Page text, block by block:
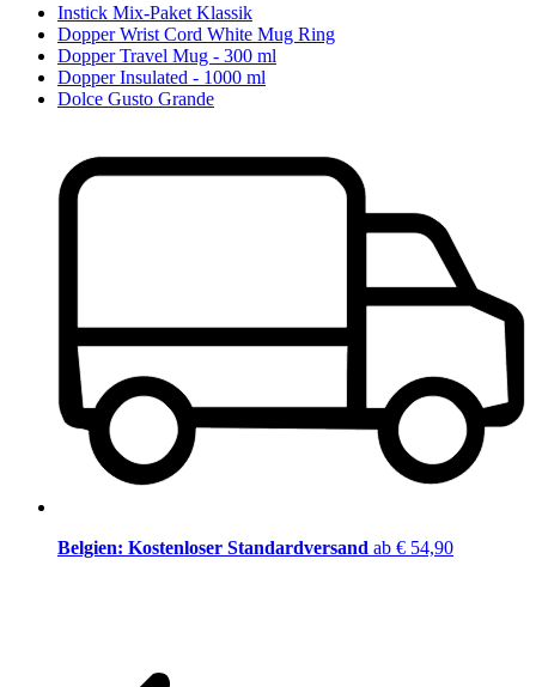
Instick Mix-Paket Klassik
Dopper Wrist Cord White Mug Ring
Dopper Travel Mug - 300 ml
Dopper Insulated - 1000 ml
Dolce Gusto Grande
Belgien: Kostenloser Standardversand ab € 54,90